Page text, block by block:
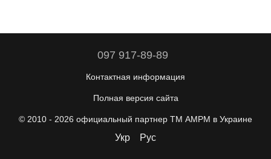
097 917-89-89
Контактная информация
Полная версия сайта
© 2010 - 2026 официальный партнер ТМ AMPM в Украине
Укр Рус